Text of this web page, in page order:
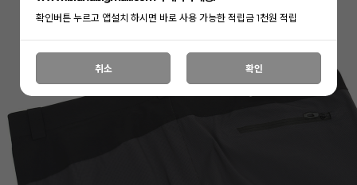
확인버튼 누르고 앱설치 하시면 바로 사용 가능한 적립금 1천원 적립
취소 확인